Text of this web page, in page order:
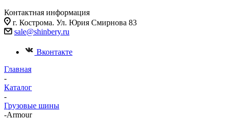
Контактная информация
г. Кострома. Ул. Юрия Смирнова 83
sale@shinbery.ru
Вконтакте
Главная
-
Каталог
-
Грузовые шины
-Armour